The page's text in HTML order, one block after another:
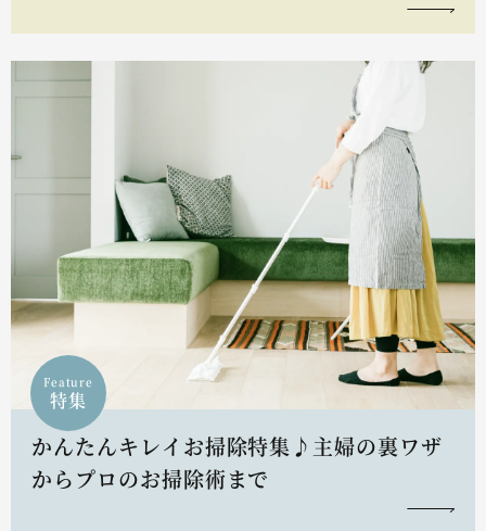
Feature
特集
かんたんキレイお掃除特集♪主婦の裏ワザ
からプロのお掃除術まで